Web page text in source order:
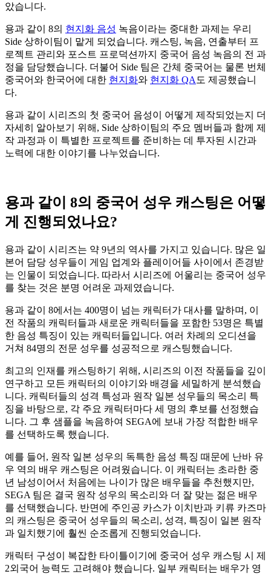
았습니다.
용과 같이 8의 현지화 음성 녹음이라는 중대한 과제는 우리
Side 상하이팀이 맡게 되었습니다. 캐스팅, 녹음, 연출부터 프
로젝트 관리와 포스트 프로덕션까지 중국어 음성 녹음의 전 과
정을 담당했습니다. 더불어 Side 팀은 간체 중국어는 물론 번체
중국어와 한국어에 대한 현지화와 현지화 QA 도 제공했습니
다.
용과 같이 시리즈의 첫 중국어 음성이 어떻게 제작되었는지 더
자세히 알아보기 위해, Side 상하이팀의 주요 멤버들과 함께 제
작 과정과 이 특별한 프로젝트를 준비하는 데 투자된 시간과
노력에 대한 이야기를 나누었습니다.
용과 같이 8의 중국어 성우 캐스팅은 어떻
게 진행되었나요?
용과 같이 시리즈는 약 9년의 역사를 가지고 있습니다. 많은 일
본어 담당 성우들이 게임 업계와 플레이어들 사이에서 존경받
는 인물이 되었습니다. 따라서 시리즈에 어울리는 중국어 성우
를 찾는 것은 분명 어려운 과제였습니다.
용과 같이 8에서는 400명이 넘는 캐릭터가 대사를 말하며, 이
전 작품의 캐릭터들과 새로운 캐릭터들을 포함한 53명은 특별
한 음성 특징이 있는 캐릭터들입니다. 여러 차례의 오디션을
거쳐 84명의 전문 성우를 성공적으로 캐스팅했습니다.
최고의 인재를 캐스팅하기 위해, 시리즈의 이전 작품들을 깊이
연구하고 모든 캐릭터의 이야기와 배경을 세밀하게 분석했습
니다. 캐릭터들의 성격 특성과 원작 일본 성우들의 목소리 특
징을 바탕으로, 각 주요 캐릭터마다 세 명의 후보를 선정했습
니다. 그 후 샘플을 녹음하여 SEGA에 보내 가장 적합한 배우
를 선택하도록 했습니다.
예를 들어, 원작 일본 성우의 독특한 음성 특징 때문에 난바 유
우 역의 배우 캐스팅은 어려웠습니다. 이 캐릭터는 초라한 중
년 남성이어서 처음에는 나이가 많은 배우들을 추천했지만,
SEGA 팀은 결국 원작 성우의 목소리와 더 잘 맞는 젊은 배우
를 선택했습니다. 반면에 주인공 카스가 이치반과 키류 카즈마
의 캐스팅은 중국어 성우들의 목소리, 성격, 특징이 일본 원작
과 일치했기에 훨씬 순조롭게 진행되었습니다.
캐릭터 구성이 복잡한 타이틀이기에 중국어 성우 캐스팅 시 제
2외국어 능력도 고려해야 했습니다. 일부 캐릭터는 배우가 영